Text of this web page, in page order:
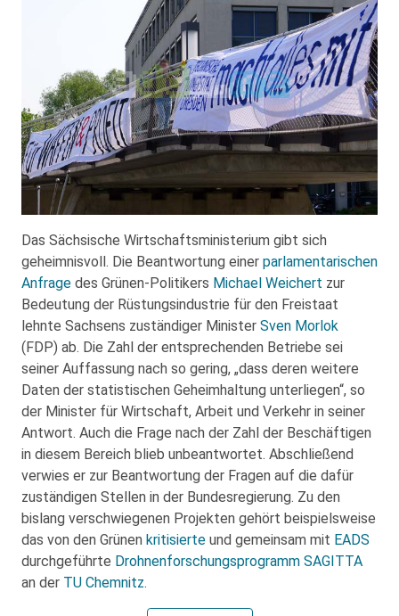
Das Sächsische Wirtschaftsministerium gibt sich
geheimnisvoll. Die Beantwortung einer parlamentarischen
Anfrage des Grünen-Politikers Michael Weichert zur
Bedeutung der Rüstungsindustrie für den Freistaat
lehnte Sachsens zuständiger Minister Sven Morlok
(FDP) ab. Die Zahl der entsprechenden Betriebe sei
seiner Auffassung nach so gering, „dass deren weitere
Daten der statistischen Geheimhaltung unterliegen“, so
der Minister für Wirtschaft, Arbeit und Verkehr in seiner
Antwort. Auch die Frage nach der Zahl der Beschäftigen
in diesem Bereich blieb unbeantwortet. Abschließend
verwies er zur Beantwortung der Fragen auf die dafür
zuständigen Stellen in der Bundesregierung. Zu den
bislang verschwiegenen Projekten gehört beispielsweise
das von den Grünen kritisierte und gemeinsam mit EADS
durchgeführte Drohnenforschungsprogramm SAGITTA
an der TU Chemnitz.